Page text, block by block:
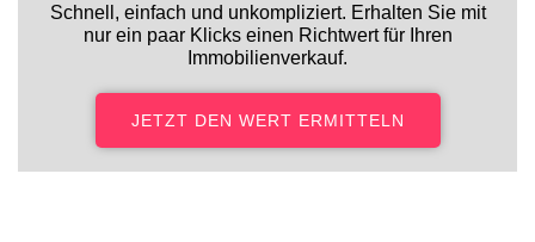
Schnell, einfach und unkompliziert. Erhalten Sie mit
nur ein paar Klicks einen Richtwert für Ihren
Immobilienverkauf.
JETZT DEN WERT ERMITTELN